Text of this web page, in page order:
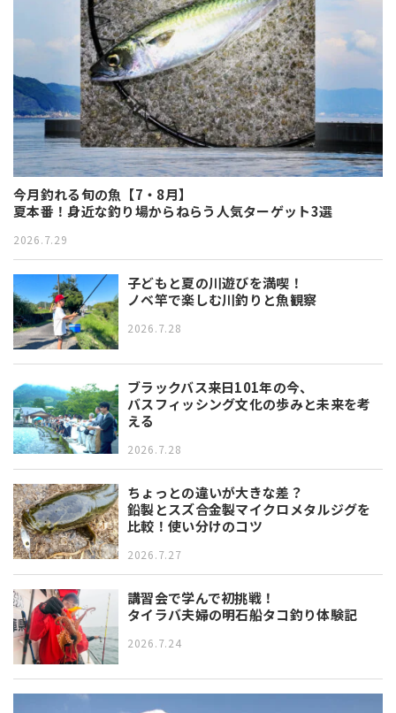
今月釣れる旬の魚【7・8月】
夏本番！身近な釣り場からねらう人気ターゲット3選
2026.7.29
子どもと夏の川遊びを満喫！
ノベ竿で楽しむ川釣りと魚観察
2026.7.28
ブラックバス来日101年の今、
バスフィッシング文化の歩みと未来を考
える
2026.7.28
ちょっとの違いが大きな差？
鉛製とスズ合金製マイクロメタルジグを
比較！使い分けのコツ
2026.7.27
講習会で学んで初挑戦！
タイラバ夫婦の明石船タコ釣り体験記
2026.7.24